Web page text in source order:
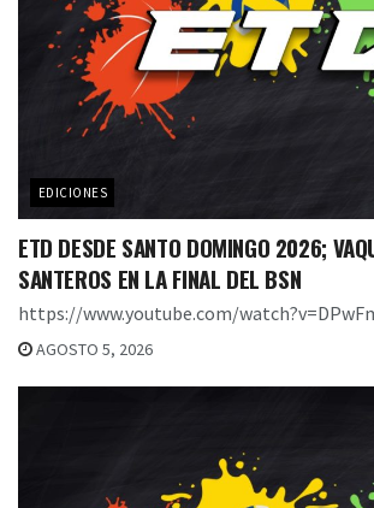
EDICIONES
ETD DESDE SANTO DOMINGO 2026;
SANTEROS EN LA FINAL DEL BSN
https://www.youtube.com/
AGOSTO 5, 2026